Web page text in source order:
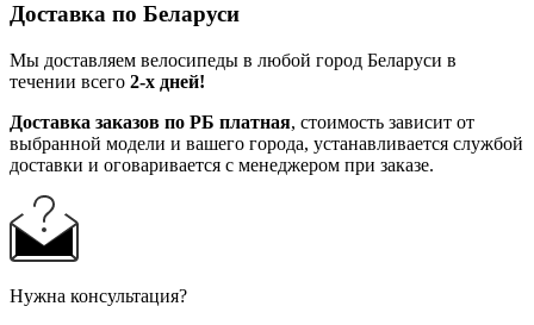
Доставка по Беларуси
Мы доставляем велосипеды в любой город Беларуси в
течении всего 2-х дней!
Доставка заказов по РБ платная, стоимость зависит от
выбранной модели и вашего города, устанавливается службой
доставки и оговаривается с менеджером при заказе.
Нужна консультация?